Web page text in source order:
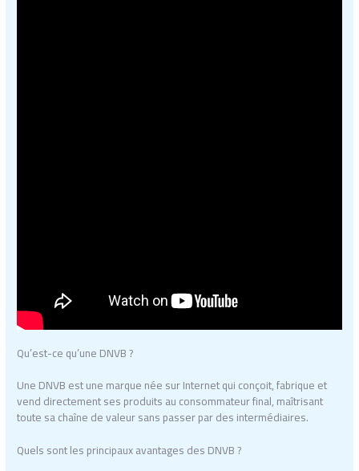
Qu’est-ce qu’une DNVB ?
Une DNVB est une marque née sur Internet qui conçoit, fabrique et
vend directement ses produits au consommateur final, maîtrisant
toute sa chaîne de valeur sans passer par des intermédiaires.
Quels sont les principaux avantages des DNVB ?